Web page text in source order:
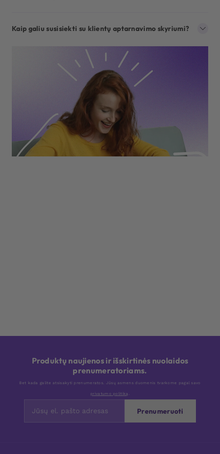
Kaip galiu susisiekti su klientų aptarnavimo skyriumi?
Produktų naujienos ir išskirtinės nuolaidos
prenumeratoriams.
Bet kada galite atsisakyti prenumeratos. Jūsų asmens duomenis tvarkome pagal savo
privatumo politiką .
Prenumeruoti